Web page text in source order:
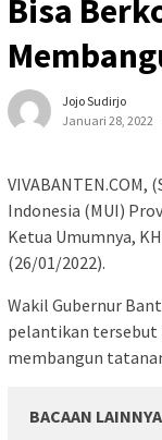
Bisa
Jojo Sudirjo
Januari 28, 2022
VIVABANTEN.COM,
Indonesia (MUI)
Ketua Umumnya,
(26/01/2022).
Wakil Gubernur
pelantikan tersebut
membangun
BACAAN LAINNYA